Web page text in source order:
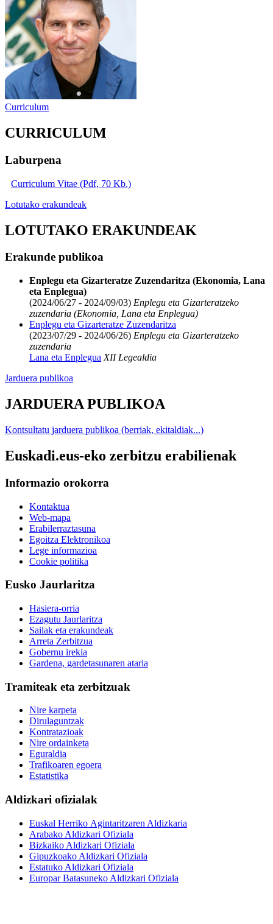
Curriculum
CURRICULUM
Laburpena
Curriculum Vitae (Pdf, 70 Kb.)
Lotutako erakundeak
LOTUTAKO ERAKUNDEAK
Erakunde publikoa
Enplegu eta Gizarteratze Zuzendaritza (Ekonomia, Lana
eta Enplegua)
(2024/06/27 - 2024/09/03) Enplegu eta Gizarteratzeko
zuzendaria (Ekonomia, Lana eta Enplegua)
Enplegu eta Gizarteratze Zuzendaritza
(2023/07/29 - 2024/06/26) Enplegu eta Gizarteratzeko
zuzendaria
Lana eta Enplegua XII Legealdia
Jarduera publikoa
JARDUERA PUBLIKOA
Kontsultatu jarduera publikoa (berriak, ekitaldiak...)
Euskadi.eus-eko zerbitzu erabilienak
Informazio orokorra
Kontaktua
Web-mapa
Erabilerraztasuna
Egoitza Elektronikoa
Lege informazioa
Cookie politika
Eusko Jaurlaritza
Hasiera-orria
Ezagutu Jaurlaritza
Sailak eta erakundeak
Arreta Zerbitzua
Gobernu irekia
Gardena, gardetasunaren ataria
Tramiteak eta zerbitzuak
Nire karpeta
Dirulaguntzak
Kontratazioak
Nire ordainketa
Eguraldia
Trafikoaren egoera
Estatistika
Aldizkari ofizialak
Euskal Herriko Agintaritzaren Aldizkaria
Arabako Aldizkari Ofiziala
Bizkaiko Aldizkari Ofiziala
Gipuzkoako Aldizkari Ofiziala
Estatuko Aldizkari Ofiziala
Europar Batasuneko Aldizkari Ofiziala